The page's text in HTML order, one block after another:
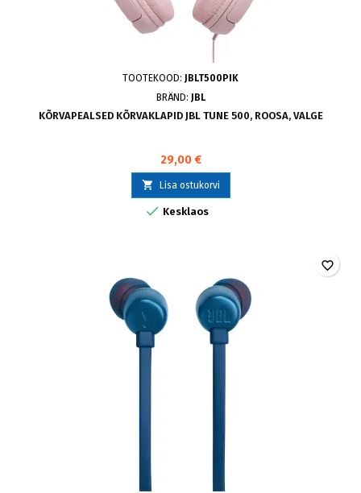
TOOTEKOOD: JBLT500PIK
BRÄND: JBL
KÕRVAPEALSED KÕRVAKLAPID JBL TUNE 500, ROOSA, VALGE
29,00 €
 Lisa ostukorvi
 Kesklaos
favorite_border